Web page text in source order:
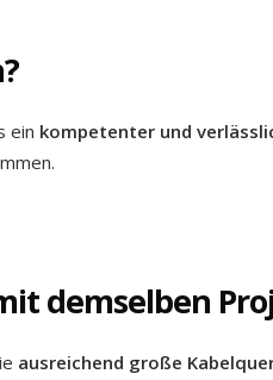
ein kompetenter und
demselben
ausreichend große